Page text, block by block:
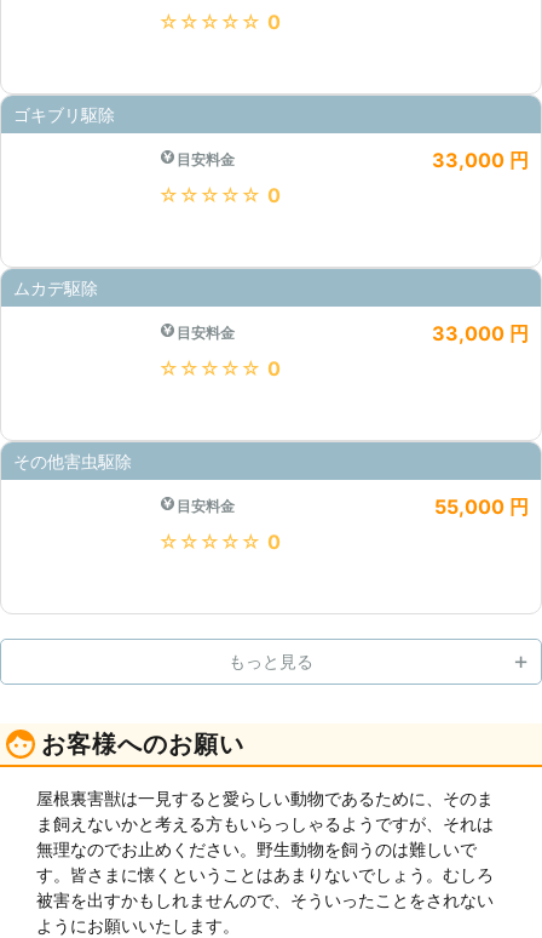
★★★★★ 0
ゴキブリ駆除
目安料金
33,000 円
★★★★★ 0
ムカデ駆除
目安料金
33,000 円
★★★★★ 0
その他害虫駆除
目安料金
55,000 円
★★★★★ 0
もっと見る
お客様へのお願い
屋根裏害獣は一見すると愛らしい動物であるために、そのま
ま飼えないかと考える方もいらっしゃるようですが、それは
無理なのでお止めください。野生動物を飼うのは難しいで
す。皆さまに懐くということはあまりないでしょう。むしろ
被害を出すかもしれませんので、そういったことをされない
ようにお願いいたします。